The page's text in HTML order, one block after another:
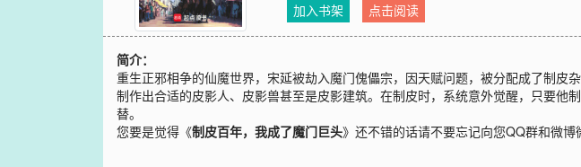
加入书架
点击阅读
简介：
重生正邪相争的仙魔世界，宋延被劫入魔门傀儡宗，因天赋问题，被分配成了制皮
制作出合适的皮影人、皮影兽甚至是皮影建筑。在制皮时，系统意外觉醒，只要
替。
您要是觉得《制皮百年，我成了魔门巨头》还不错的话请不要忘记向您QQ群和微博